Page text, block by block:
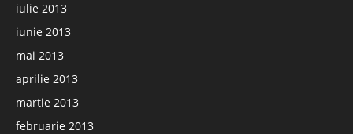
iulie 2013
iunie 2013
mai 2013
aprilie 2013
martie 2013
februarie 2013